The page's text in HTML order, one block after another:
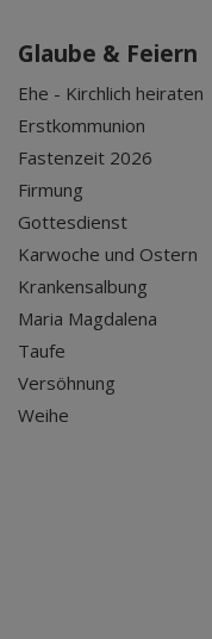
Glaube & Feiern
Ehe - Kirchlich heiraten
Erstkommunion
Fastenzeit 2026
Firmung
Gottesdienst
Karwoche und Ostern
Krankensalbung
Maria Magdalena
Taufe
Versöhnung
Weihe